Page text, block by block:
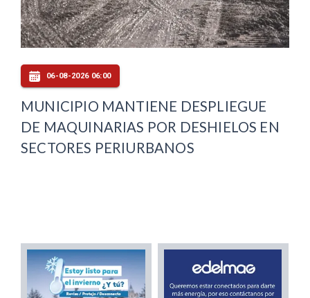
06-08-2026 06:00
MUNICIPIO MANTIENE DESPLIEGUE
DE MAQUINARIAS POR DESHIELOS EN
SECTORES PERIURBANOS